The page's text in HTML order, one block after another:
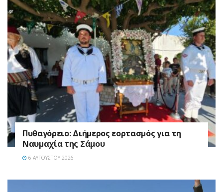
Πυθαγόρειο: Διήμερος εορτασμός για τη
Ναυμαχία της Σάμου
6 ΑΥΓΟΎΣΤΟΥ 2026